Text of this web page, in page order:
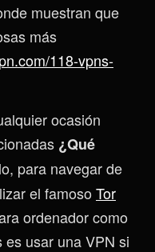
muestran que
más
118-vpns-
ocasión
¿Qué
para navegar de
el famoso Tor
ordenador como
usar una VPN si